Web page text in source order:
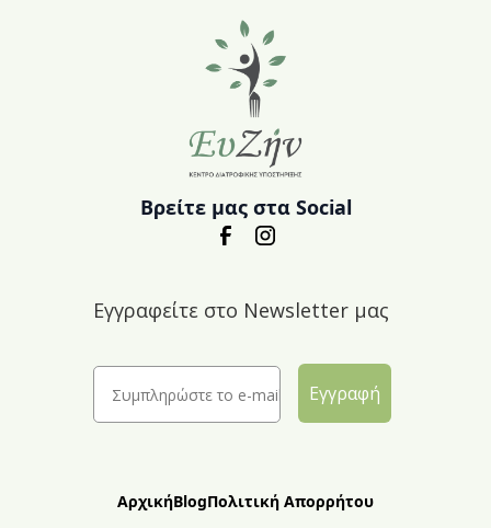
Βρείτε μας στα Social
Εγγραφείτε στο Newsletter μας
Εγγραφή
ΑρχικήBlogΠολιτική Απορρήτου